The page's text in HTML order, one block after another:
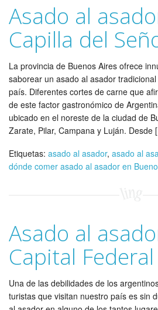
Asado al
Capilla del
La provincia de Buenos Aires ofrece
saborear un asado al asador
país. Diferentes cortes de carne que
de este factor gastronómico de
ubicado en el noreste de la ciudad de
Zarate, Pilar, Campana y Luján. Desde
Etiquetas: asado al asador, asado al
dónde comer asado al asador en
Asado al
Capital Federal
Una de las debilidades de los
turistas que visitan nuestro país es sin